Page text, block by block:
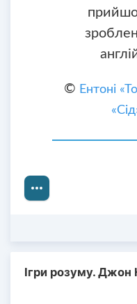
© Ентоні
Ігри розуму.